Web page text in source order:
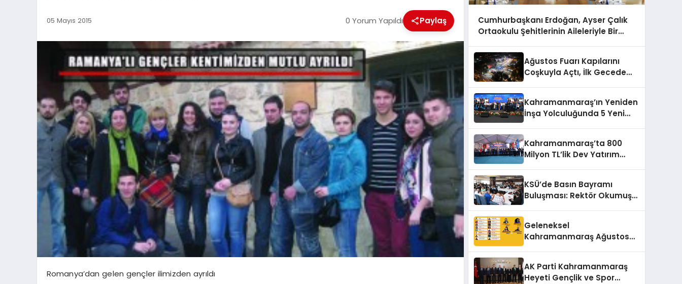
05 Mayıs 2015 0 Yorum Yapıldı Paylaş
Romanya’dan gelen gençler ilimizden ayrıldı
Cumhurbaşkanı Erdoğan, Ayser Çalık
Ortaokulu Şehitlerinin Aileleriyle Bir
Ağustos Fuarı Kapılarını
Coşkuyla Açtı, İlk Gecede
Kahramanmaraş’ın Yeniden
İnşa Yolculuğunda 5 Yeni
Kahramanmaraş’ta 800
Milyon TL’lik Dev Yatırım
KSÜ’de Basın Bayramı
Buluşması: Rektör Okumuş
Geleneksel
Kahramanmaraş Ağustos
AK Parti Kahramanmaraş
Heyeti Gençlik ve Spor